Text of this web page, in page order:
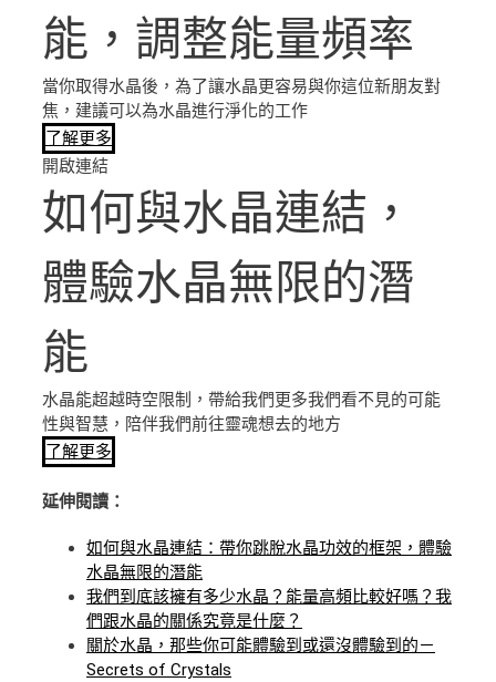
能，調整能量頻率
當你取得水晶後，為了讓水晶更容易與你這位新朋友對
焦，建議可以為水晶進行淨化的工作
了解更多
開啟連結
如何與水晶連結，
體驗水晶無限的潛
能
水晶能超越時空限制，帶給我們更多我們看不見的可能
性與智慧，陪伴我們前往靈魂想去的地方
了解更多
延伸閱讀：
如何與水晶連結：帶你跳脫水晶功效的框架，體驗
水晶無限的潛能
我們到底該擁有多少水晶？能量高頻比較好嗎？我
們跟水晶的關係究竟是什麼？
關於水晶，那些你可能體驗到或還沒體驗到的－
Secrets of Crystals